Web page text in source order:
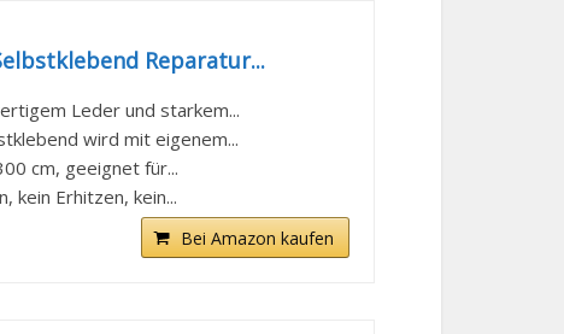
Reparatur...
Leder und starkem...
wird mit eigenem...
cm, geeignet für...
kein Erhitzen, kein...
Bei Amazon kaufen